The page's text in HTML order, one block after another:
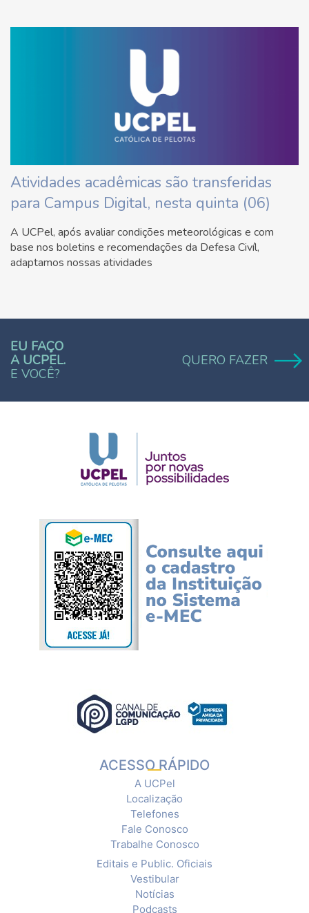
Atividades acadêmicas são transferidas
para Campus Digital, nesta quinta (06)
A UCPel, após avaliar condições meteorológicas e com
base nos boletins e recomendações da Defesa Civíl,
adaptamos nossas atividades
EU FAÇO
A UCPEL.
E VOCÊ?
QUERO FAZER
ACESSO RÁPIDO
A UCPel
Localização
Telefones
Fale Conosco
Trabalhe Conosco
Editais e Public. Oficiais
Vestibular
Notícias
Podcasts